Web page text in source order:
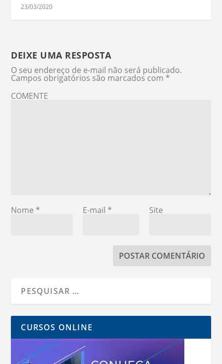
23/03/2020
DEIXE UMA RESPOSTA
O seu endereço de e-mail não será publicado.
Campos obrigatórios são marcados com *
COMENTE
Nome * E-mail * Site
CURSOS ONLINE